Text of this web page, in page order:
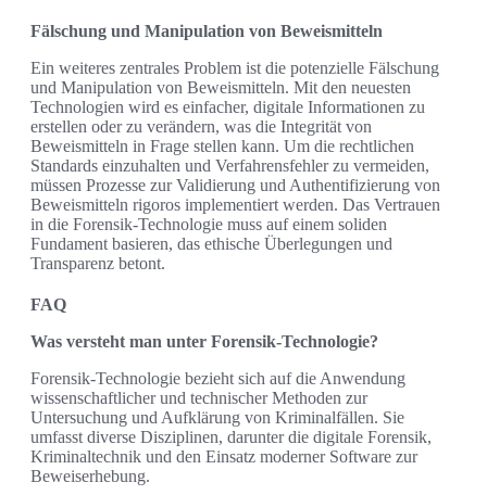
Fälschung und Manipulation von Beweismitteln
Ein weiteres zentrales Problem ist die potenzielle Fälschung
und Manipulation von Beweismitteln. Mit den neuesten
Technologien wird es einfacher, digitale Informationen zu
erstellen oder zu verändern, was die Integrität von
Beweismitteln in Frage stellen kann. Um die rechtlichen
Standards einzuhalten und Verfahrensfehler zu vermeiden,
müssen Prozesse zur Validierung und Authentifizierung von
Beweismitteln rigoros implementiert werden. Das Vertrauen
in die Forensik-Technologie muss auf einem soliden
Fundament basieren, das ethische Überlegungen und
Transparenz betont.
FAQ
Was versteht man unter Forensik-Technologie?
Forensik-Technologie bezieht sich auf die Anwendung
wissenschaftlicher und technischer Methoden zur
Untersuchung und Aufklärung von Kriminalfällen. Sie
umfasst diverse Disziplinen, darunter die digitale Forensik,
Kriminaltechnik und den Einsatz moderner Software zur
Beweiserhebung.